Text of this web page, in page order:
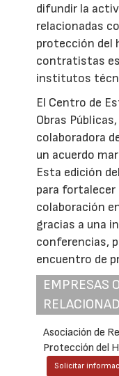
difundir la
relacionadas
protección del
contratistas
institutos
El Centro de
Obras
colaboradora
un acuerdo
Esta edición
para
colaboración
gracias a una
conferencias,
encuentro de
EMPRESAS
Asociación de
Protección del
Solicitar